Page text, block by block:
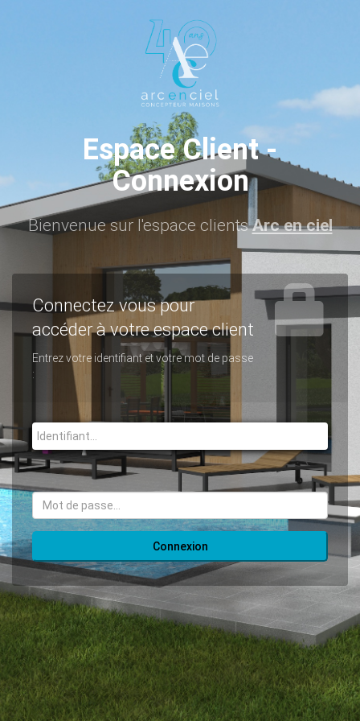
Espace Client-
Connexion
Bienvenue sur l'espace clientsArc en ciel
Connectez vous pour
accéder à votre espace client
Entrez votre identifiant et votre mot de passe
:
Username
Password
Connexion